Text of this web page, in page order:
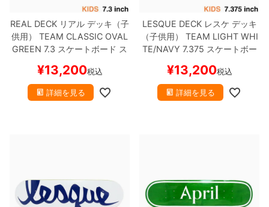
REAL DECK リアル デッキ（子
供用）
TEAM CLASSIC OVAL
GREEN 7.3 スケートボード ス
¥13,200税込
詳細を見る
LESQUE DECKレスケ デッキ
（子供用）
TEAM LIGHT WHI
TE/NAVY 7.375 スケートボー
¥13,200税込
詳細を見る